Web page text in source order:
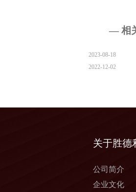
— 相
2023-08-18
2022-12-02
关于胜德
公司简介
企业文化